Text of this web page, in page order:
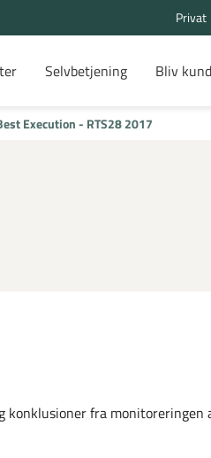
Privat
Selvbetjening Bliv
Execution - RTS28 2017
fra